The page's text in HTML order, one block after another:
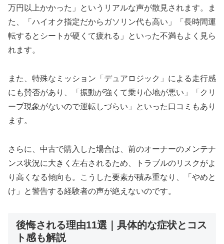
万円以上かかった」というリアルな声が散見されます。ま
た、「ハイオク指定だからガソリン代も高い」「長時間運
転するとシートが硬くて疲れる」といった不満もよく見ら
れます。
また、特殊なミッション「デュアロジック」による走行感
にも賛否があり、「振動が強くて乗り心地が悪い」「クリ
ープ現象がないので運転しづらい」といった口コミもあり
ます。
さらに、中古で購入した場合は、前のオーナーのメンテナ
ンス状況に大きく左右されるため、トラブルのリスクがよ
り高くなる傾向も。こうした要素が積み重なり、「やめと
け」と警告する経験者の声が絶えないのです。
後悔される理由11選｜具体的な症状とコス
ト感も解説